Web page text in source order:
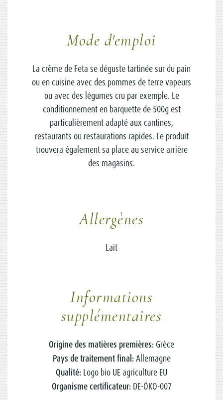
Mode d'emploi
La crème de Feta se déguste tartinée sur du pain
ou en cuisine avec des pommes de terre vapeurs
ou avec des légumes cru par exemple. Le
conditionnement en barquette de 500g est
particulièrement adapté aux cantines,
restaurants ou restaurations rapides. Le produit
trouvera également sa place au service arrière
des magasins.
Allergènes
Lait
Informations
supplémentaires
Origine des matières premières: Grèce
Pays de traitement final:Allemagne
Qualité: Logo bio UE agriculture EU
Organisme certificateur:DE-ÖKO-007